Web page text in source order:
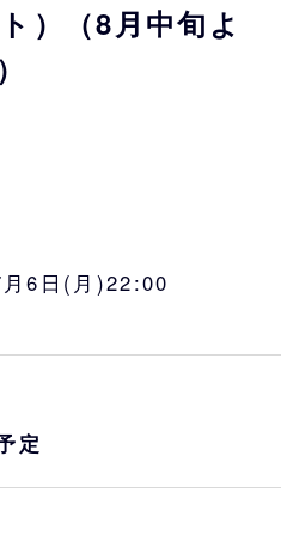
）（8月中旬よ
6日(月)22:00
定